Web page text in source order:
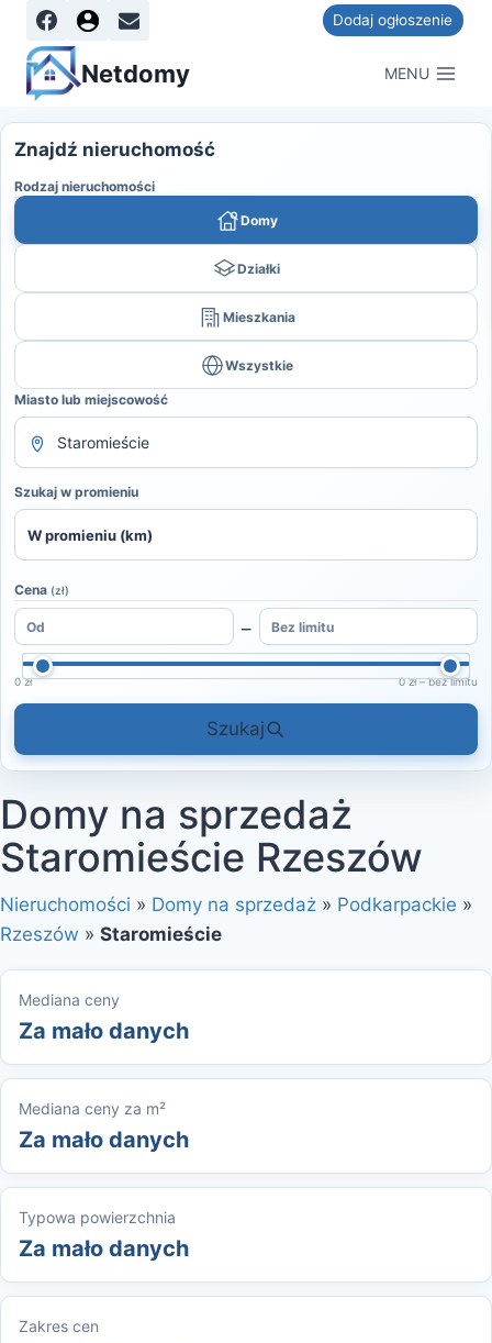
Dodaj ogłoszenie
Netdomy MENU
Znajdź nieruchomość
Rodzaj nieruchomości
Domy
Działki
Mieszkania
Wszystkie
Miasto lub miejscowość
Szukaj w promieniu
Cena (zł)
–
0 zł 0 zł – bez limitu
Szukaj
Domy na sprzedaż
Staromieście Rzeszów
Nieruchomości » Domy na sprzedaż » Podkarpackie »
Rzeszów » Staromieście
Mediana ceny
Za mało danych
Mediana ceny za m²
Za mało danych
Typowa powierzchnia
Za mało danych
Zakres cen